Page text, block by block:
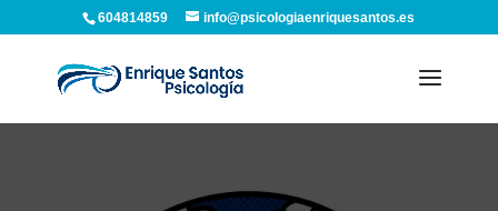
604814859 info@psicologiaenriquesantos.es